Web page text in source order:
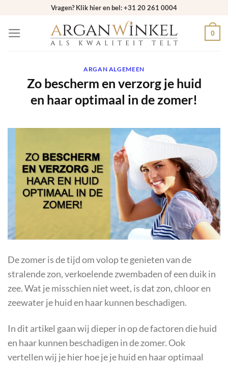
inhoud
Vragen? Klik hier en bel: +31 20 261 0004
0
ARGAN ALGEMEEN
Zo bescherm en verzorg je huid
en haar optimaal in de zomer!
De zomer is de tijd om volop te genieten van de
stralende zon, verkoelende zwembaden of een duik in
zee. Wat je misschien niet weet, is dat zon, chloor en
zeewater je huid en haar kunnen beschadigen.
In dit artikel gaan wij dieper in op de factoren die huid
en haar kunnen beschadigen in de zomer. Ook
vertellen wij je hier hoe je je huid en haar optimaal